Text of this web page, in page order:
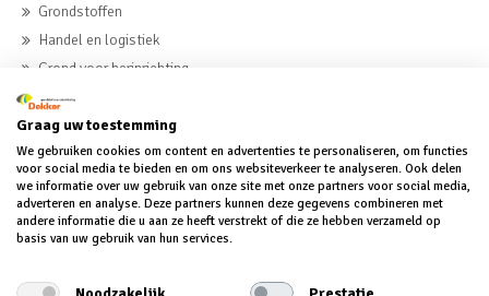
Grondstoffen
Handel en logistiek
Grond voor herinrichting
Beton
MVO
MVO
MVO-verklaring
Graag uw toestemming
We gebruiken cookies om content en advertenties te personaliseren, om functies
voor social media te bieden en om ons websiteverkeer te analyseren. Ook delen
we informatie over uw gebruik van onze site met onze partners voor social media,
adverteren en analyse. Deze partners kunnen deze gegevens combineren met
andere informatie die u aan ze heeft verstrekt of die ze hebben verzameld op
basis van uw gebruik van hun services.